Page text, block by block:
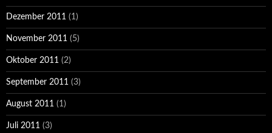
Dezember 2011 (1)
November 2011 (5)
Oktober 2011 (2)
September 2011 (3)
August 2011 (1)
Juli 2011 (3)